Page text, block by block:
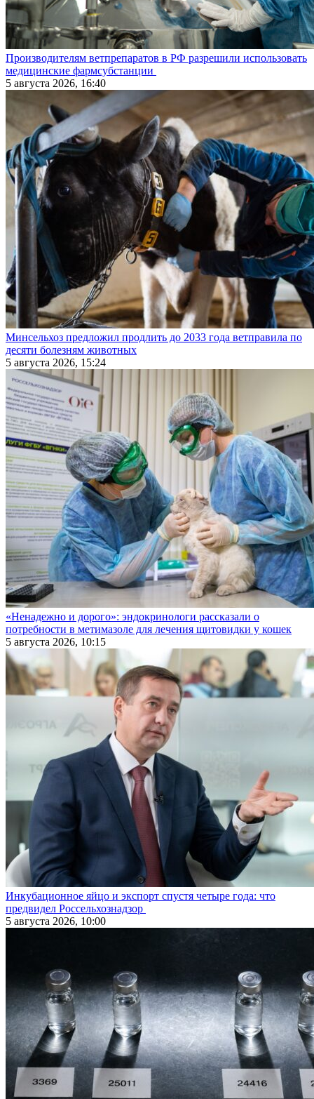
Производителям ветпрепаратов в РФ разрешили использовать
медицинские фармсубстанции
5 августа 2026, 16:40
Минсельхоз предложил продлить до 2033 года ветправила по
десяти болезням животных
5 августа 2026, 15:24
«Ненадежно и дорого»: эндокринологи рассказали о
потребности в метимазоле для лечения щитовидки у кошек
5 августа 2026, 10:15
Инкубационное яйцо и экспорт спустя четыре года: что
предвидел Россельхознадзор
5 августа 2026, 10:00